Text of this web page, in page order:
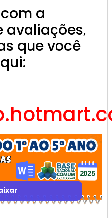
a
avaliações,
que você